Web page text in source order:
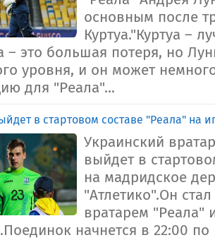
основным после
Куртуа."Куртуа –
– это большая потеря, но
уровня, и он может
для "Реала"...
в стартовом составе "Реала" на
Украинский
выйдет в
на мадридское
"Атлетико".Он
вратарем "Реала"
начнется в 22:00